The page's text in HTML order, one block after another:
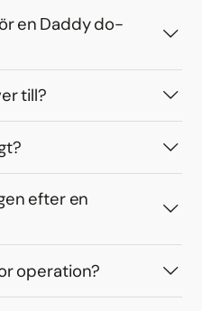
en Daddy do-
till?
efter en
operation?